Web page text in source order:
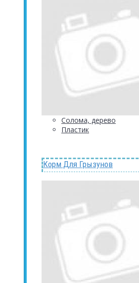
Солома, дерево
Пластик
Корм Для Грызунов